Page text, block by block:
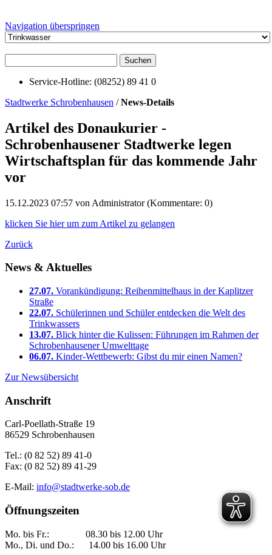
Navigation überspringen
Suchen
Service-Hotline: (08252) 89 41 0
Stadtwerke Schrobenhausen /News-Details
Artikel des Donaukurier -
Schrobenhausener Stadtwerke legen
Wirtschaftsplan für das kommende Jahr
vor
15.12.2023 07:57 von Administrator (Kommentare: 0)
klicken Sie hier um zum Artikel zu gelangen
Zurück
News & Aktuelles
27.07. Vorankündigung: Reihenmittelhaus in der Kaplitzer
Straße
22.07. Schülerinnen und Schüler entdecken die Welt des
Trinkwassers
13.07. Blick hinter die Kulissen: Führungen im Rahmen der
Schrobenhausener Umwelttage
06.07. Kinder-Wettbewerb: Gibst du mir einen Namen?
Zur Newsübersicht
Anschrift
Carl-Poellath-Straße 19
86529 Schrobenhausen
Tel.: (0 82 52) 89 41-0
Fax: (0 82 52) 89 41-29
E-Mail: info@stadtwerke-sob.de
Öffnungszeiten
Mo. bis Fr.: 08.30 bis 12.00 Uhr
Mo., Di. und Do.: 14.00 bis 16.00 Uhr